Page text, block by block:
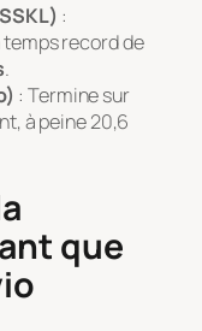
:
temps record de
.
: Termine sur
à peine 20,6
que